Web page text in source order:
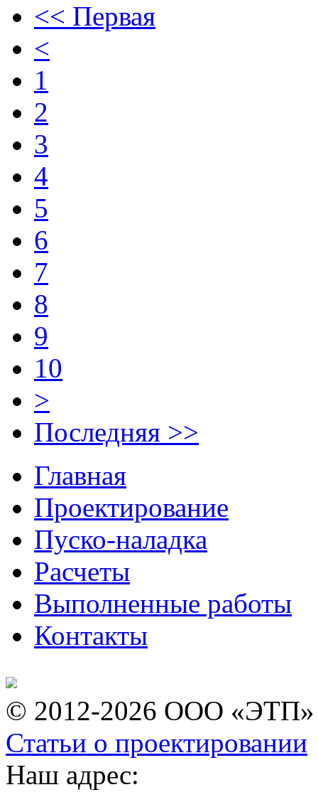
<< Первая
<
1
2
3
4
5
6
7
8
9
10
>
Последняя >>
Главная
Проектирование
Пуско-наладка
Расчеты
Выполненные работы
Контакты
© 2012-2026 ООО «ЭТП»
Статьи о проектировании
Наш адрес: